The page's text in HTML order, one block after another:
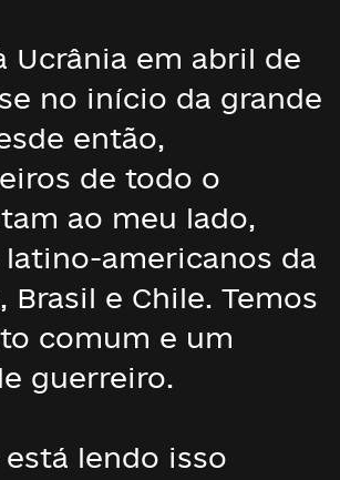
Ucrânia em abril de
no início da grande
então,
de todo o
ao meu lado,
americanos da
Brasil e Chile. Temos
comum e um
guerreiro.
lendo isso